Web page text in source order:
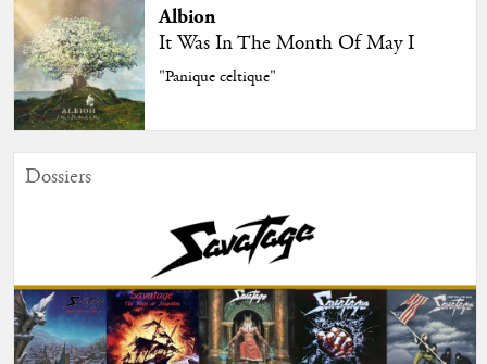
Albion
It Was In The Month Of May I
"Panique celtique"
Dossiers